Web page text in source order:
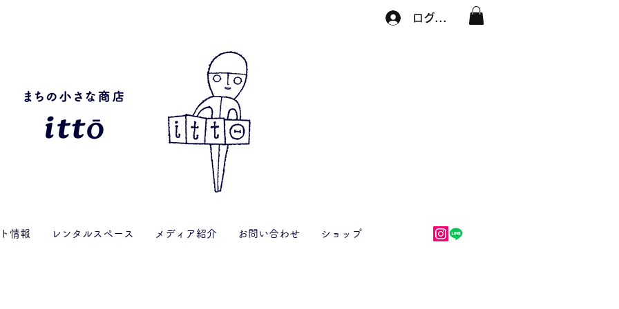
ログイン
情報 レンタルスペース メディア紹介 お問い合わせ ショップ